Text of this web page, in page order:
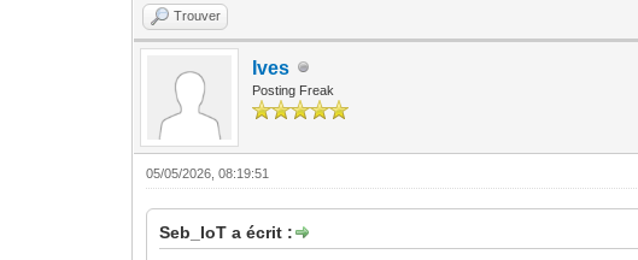
Trouver
Ives
Posting Freak
05/05/2026, 08:19:51
Seb_IoT a écrit :